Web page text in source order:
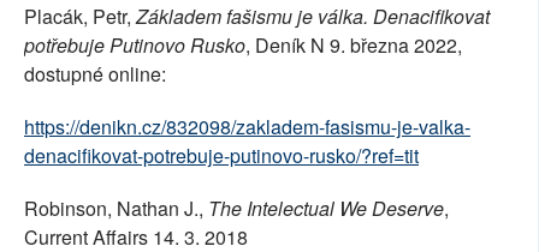
Placák, Petr,Základem fašismu je válka. Denacifikovat
potřebuje Putinovo Rusko, Deník N 9. března 2022,
dostupné online:
https://denikn.cz/832098/zakladem-fasismu-je-valka-
denacifikovat-potrebuje-putinovo-rusko/?ref=tit
Robinson, Nathan J., The Intelectual We Deserve,
Current Affairs 14. 3. 2018